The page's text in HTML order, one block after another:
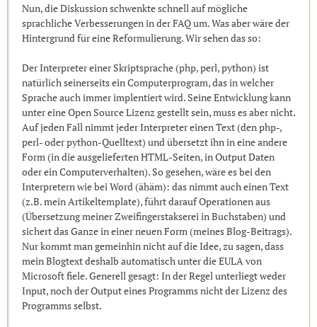
Nun, die Diskussion schwenkte schnell auf mögliche
sprachliche Verbesserungen in der FAQ um. Was aber wäre der
Hintergrund für eine Reformulierung. Wir sehen das so:
Der Interpreter einer Skriptsprache (php, perl, python) ist
natürlich seinerseits ein Computerprogram, das in welcher
Sprache auch immer implentiert wird. Seine Entwicklung kann
unter eine Open Source Lizenz gestellt sein, muss es aber nicht.
Auf jeden Fall nimmt jeder Interpreter einen Text (den php-,
perl- oder python-Quelltext) und übersetzt ihn in eine andere
Form (in die ausgelieferten HTML-Seiten, in Output Daten
oder ein Computerverhalten). So gesehen, wäre es bei den
Interpretern wie bei Word (ähäm): das nimmt auch einen Text
(z.B. mein Artikeltemplate), führt darauf Operationen aus
(Übersetzung meiner Zweifingerstakserei in Buchstaben) und
sichert das Ganze in einer neuen Form (meines Blog-Beitrags).
Nur kommt man gemeinhin nicht auf die Idee, zu sagen, dass
mein Blogtext deshalb automatisch unter die EULA von
Microsoft fiele. Generell gesagt: In der Regel unterliegt weder
Input, noch der Output eines Programms nicht der Lizenz des
Programms selbst.